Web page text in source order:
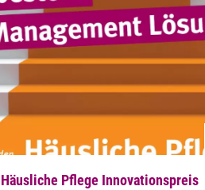
Häusliche Pflege Innovationspreis